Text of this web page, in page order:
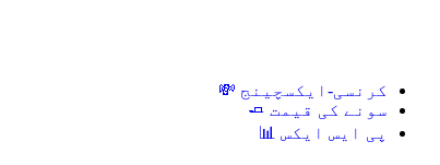
کرنسی-ایکسچینج 💸
سونے کی قیمت 🧈
پی ایس ایکس 📊